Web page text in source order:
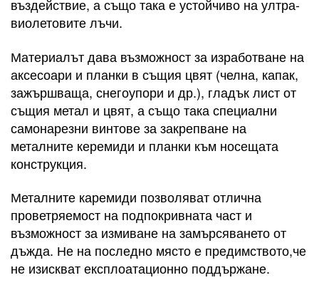
въздействие, а също така е устойчиво на ултра-
виолетовите лъчи.
Материалът дава възможност за изработване на
аксесоари и планки в същия цвят (челна, капак,
зажършваща, снегоупори и др.), гладък лист от
същия метал и цвят, а също така специални
самонарезни винтове за закрепване на
металните керемиди и планки към носещата
конструкция.
Металните каремиди позволяват отлична
проветряемост на подпокривната част и
възможност за измиване на замърсяването от
дъжда. Не на последно място е предимството,че
не изискват експлоатационно поддържане.